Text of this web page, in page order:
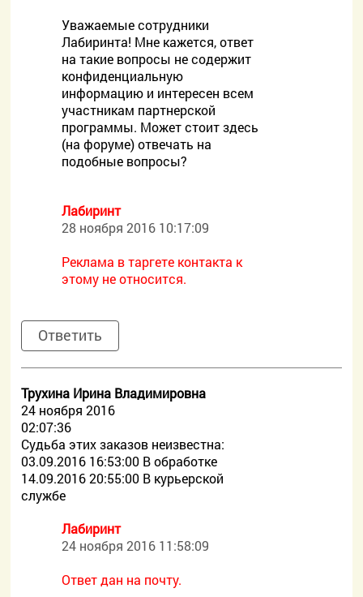
Уважаемые сотрудники
Лабиринта! Мне кажется, ответ
на такие вопросы не содержит
конфиденциальную
информацию и интересен всем
участникам партнерской
программы. Может стоит здесь
(на форуме) отвечать на
подобные вопросы?
Лабиринт
28 ноября 2016 10:17:09
Реклама в таргете контакта к
этому не относится.
Ответить
Трухина Ирина Владимировна
24 ноября 2016
02:07:36
Судьба этих заказов неизвестна:
03.09.2016 16:53:00 В обработке
14.09.2016 20:55:00 В курьерской
службе
Лабиринт
24 ноября 2016 11:58:09
Ответ дан на почту.